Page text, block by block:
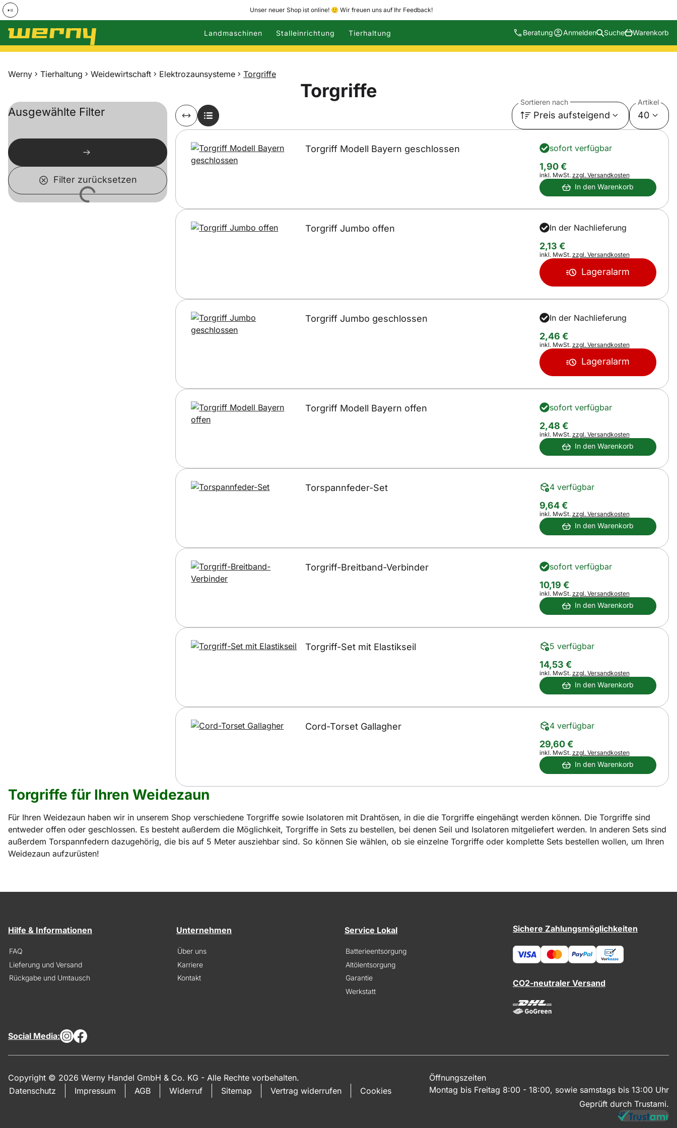
Unser neuer Shop ist online! 🙂 Wir freuen uns auf Ihr Feedback!
Zum Hauptinhalt springen
Landmaschinen Stalleinrichtung Tierhaltung Beratung Anmelden Suche Warenkorb
Werny Tierhaltung Weidewirtschaft Elektrozaunsysteme Torgriffe
Torgriffe
Lädt
Ausgewählte Filter
Filter zurücksetzen
Sortieren nach
Preis aufsteigend
Artikel
40
Torgriff Modell Bayern geschlossen sofort verfügbar
1,90€
Steuerhinweis:
inkl. MwSt. zzgl. Versandkosten
In den Warenkorb
Torgriff Jumbo offen In der Nachlieferung
2,13 €
Steuerhinweis:
inkl. MwSt. zzgl. Versandkosten
Lageralarm
Torgriff Jumbo geschlossen In der Nachlieferung
2,46 €
Steuerhinweis:
inkl. MwSt. zzgl. Versandkosten
Lageralarm
Torgriff Modell Bayern offen sofort verfügbar
2,48 €
Steuerhinweis:
inkl. MwSt. zzgl. Versandkosten
In den Warenkorb
Torspannfeder-Set 4 verfügbar
9,64€
Steuerhinweis:
inkl. MwSt. zzgl. Versandkosten
In den Warenkorb
Torgriff-Breitband-Verbinder sofort verfügbar
10,19 €
Steuerhinweis:
inkl. MwSt. zzgl. Versandkosten
In den Warenkorb
Torgriff-Set mit Elastikseil 5 verfügbar
14,53 €
Steuerhinweis:
inkl. MwSt. zzgl. Versandkosten
In den Warenkorb
Cord-Torset Gallagher 4 verfügbar
29,60€
Steuerhinweis:
inkl. MwSt. zzgl. Versandkosten
In den Warenkorb
Torgriffe für Ihren Weidezaun
Für Ihren Weidezaun haben wir in unserem Shop verschiedene Torgriffe sowie Isolatoren mit Drahtösen, in die die Torgriffe eingehängt werden können. Die Torgriffe sind
entweder offen oder geschlossen. Es besteht außerdem die Möglichkeit, Torgriffe in Sets zu bestellen, bei denen Seil und Isolatoren mitgeliefert werden. In anderen Sets sind
außerdem Torspannfedern dazugehörig, die bis auf 5 Meter ausziehbar sind. So können Sie wählen, ob sie einzelne Torgriffe oder komplette Sets bestellen wollen, um Ihren
Weidezaun aufzurüsten!
Hilfe & Informationen
FAQ
Lieferung und Versand
Rückgabe und Umtausch
Unternehmen
Über uns
Karriere
Kontakt
Service Lokal
Batterieentsorgung
Altölentsorgung
Garantie
Werkstatt
Sichere Zahlungsmöglichkeiten
CO2-neutraler Versand
Social Media:
Copyright © 2026 Werny Handel GmbH & Co. KG - Alle Rechte vorbehalten.
Datenschutz
Impressum AGB Widerruf Sitemap Vertrag widerrufen Cookies
Öffnungszeiten
Montag bis Freitag 8:00 - 18:00, sowie samstags bis 13:00 Uhr
Geprüft durch Trustami.